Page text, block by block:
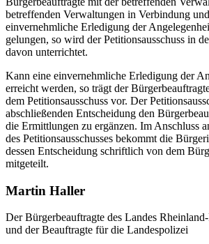
betreffenden Verwaltungen in Verbindung
einvernehmliche Erledigung der
gelungen, so wird der Petitionsausschuss in
davon unterrichtet.
Kann eine einvernehmliche Erledigung der
erreicht werden, so trägt der
dem Petitionsausschuss vor. Der
abschließenden Entscheidung den
die Ermittlungen zu ergänzen. Im Anschluss
des Petitionsausschusses bekommt die
dessen Entscheidung schriftlich von dem
mitgeteilt.
Martin Haller
Der Bürgerbeauftragte des Landes
und der Beauftragte für die Landespolizei